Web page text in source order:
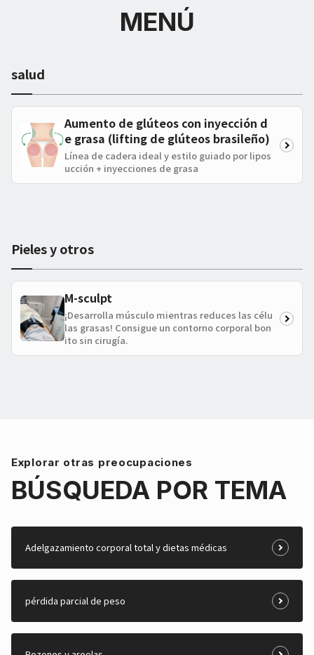
MENÚ
salud
Aumento de glúteos con inyección d
e grasa (lifting de glúteos brasileño)
Línea de cadera ideal y estilo guiado por lipos
ucción + inyecciones de grasa
Pieles y otros
M-sculpt
¡Desarrolla músculo mientras reduces las célu
las grasas! Consigue un contorno corporal bon
ito sin cirugía.
Explorar otras preocupaciones
BÚSQUEDA POR TEMA
Adelgazamiento corporal total y dietas médicas
pérdida parcial de peso